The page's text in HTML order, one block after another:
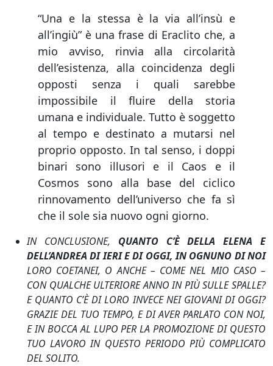
“Una e la stessa è la via all’insù e
all’ingiù” è una frase di Eraclito che, a
mio avviso, rinvia alla circolarità
dell’esistenza, alla coincidenza degli
opposti senza i quali sarebbe
impossibile il fluire della storia
umana e individuale. Tutto è soggetto
al tempo e destinato a mutarsi nel
proprio opposto. In tal senso, i doppi
binari sono illusori e il Caos e il
Cosmos sono alla base del ciclico
rinnovamento dell’universo che fa sì
che il sole sia nuovo ogni giorno.
IN CONCLUSIONE, QUANTO C’È DELLA ELENA E
DELL’ANDREA DI IERI E DI OGGI, IN OGNUNO DI NOI
LORO COETANEI, O ANCHE – COME NEL MIO CASO –
CON QUALCHE ULTERIORE ANNO IN PIÙ SULLE SPALLE?
E QUANTO C’È DI LORO INVECE NEI GIOVANI DI OGGI?
GRAZIE DEL TUO TEMPO, E DI AVER PARLATO CON NOI,
E IN BOCCA AL LUPO PER LA PROMOZIONE DI QUESTO
TUO LAVORO IN QUESTO PERIODO PIÙ COMPLICATO
DEL SOLITO.